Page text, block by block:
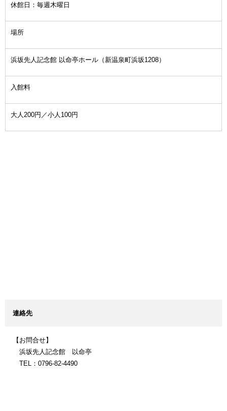
休館日：毎週木曜日
場所
浜坂先人記念館 以命亭ホール（新温泉町浜坂1208）
入館料
大人200円／小人100円
連絡先
【お問合せ】
浜坂先人記念館 以命亭
TEL：0796-82-4490